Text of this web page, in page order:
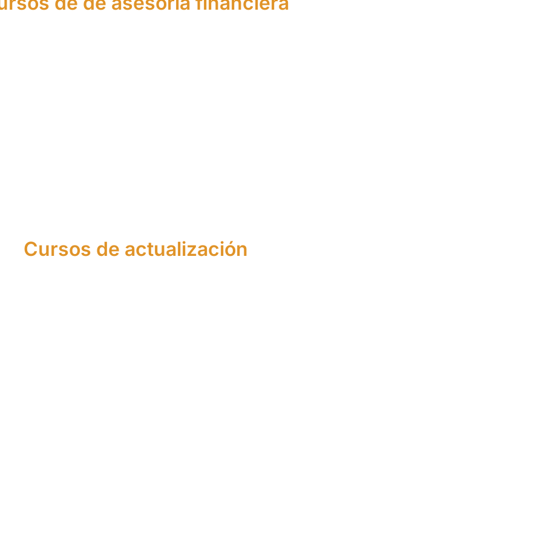
Cursos de actualización